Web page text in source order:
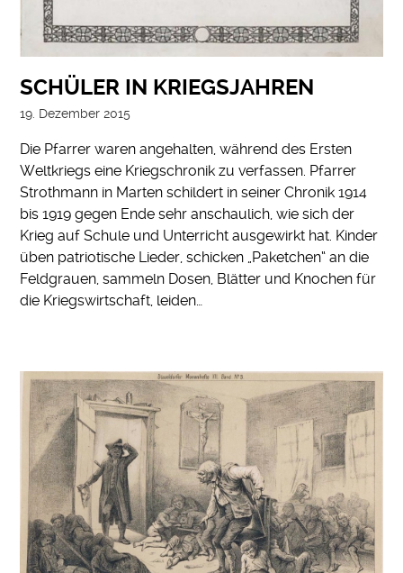
SCHÜLER IN KRIEGSJAHREN
19. Dezember 2015
Die Pfarrer waren angehalten, während des Ersten
Weltkriegs eine Kriegschronik zu verfassen. Pfarrer
Strothmann in Marten schildert in seiner Chronik 1914
bis 1919 gegen Ende sehr anschaulich, wie sich der
Krieg auf Schule und Unterricht ausgewirkt hat. Kinder
üben patriotische Lieder, schicken „Paketchen“ an die
Feldgrauen, sammeln Dosen, Blätter und Knochen für
die Kriegswirtschaft, leiden…